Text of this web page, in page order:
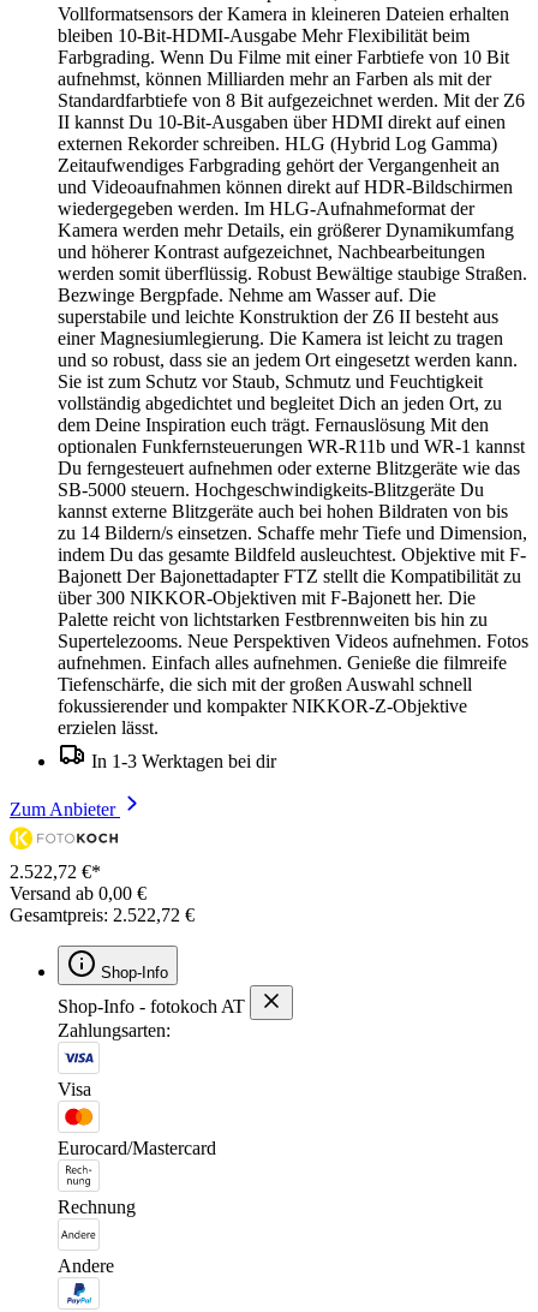
Vollformatsensors der Kamera in kleineren Dateien erhalten
bleiben 10-Bit-HDMI-Ausgabe Mehr Flexibilität beim
Farbgrading. Wenn Du Filme mit einer Farbtiefe von 10 Bit
aufnehmst, können Milliarden mehr an Farben als mit der
Standardfarbtiefe von 8 Bit aufgezeichnet werden. Mit der Z6
II kannst Du 10-Bit-Ausgaben über HDMI direkt auf einen
externen Rekorder schreiben. HLG (Hybrid Log Gamma)
Zeitaufwendiges Farbgrading gehört der Vergangenheit an
und Videoaufnahmen können direkt auf HDR-Bildschirmen
wiedergegeben werden. Im HLG-Aufnahmeformat der
Kamera werden mehr Details, ein größerer Dynamikumfang
und höherer Kontrast aufgezeichnet, Nachbearbeitungen
werden somit überflüssig. Robust Bewältige staubige Straßen.
Bezwinge Bergpfade. Nehme am Wasser auf. Die
superstabile und leichte Konstruktion der Z6 II besteht aus
einer Magnesiumlegierung. Die Kamera ist leicht zu tragen
und so robust, dass sie an jedem Ort eingesetzt werden kann.
Sie ist zum Schutz vor Staub, Schmutz und Feuchtigkeit
vollständig abgedichtet und begleitet Dich an jeden Ort, zu
dem Deine Inspiration euch trägt. Fernauslösung Mit den
optionalen Funkfernsteuerungen WR-R11b und WR-1 kannst
Du ferngesteuert aufnehmen oder externe Blitzgeräte wie das
SB-5000 steuern. Hochgeschwindigkeits-Blitzgeräte Du
kannst externe Blitzgeräte auch bei hohen Bildraten von bis
zu 14 Bildern/s einsetzen. Schaffe mehr Tiefe und Dimension,
indem Du das gesamte Bildfeld ausleuchtest. Objektive mit F-
Bajonett Der Bajonettadapter FTZ stellt die Kompatibilität zu
über 300 NIKKOR-Objektiven mit F-Bajonett her. Die
Palette reicht von lichtstarken Festbrennweiten bis hin zu
Supertelezooms. Neue Perspektiven Videos aufnehmen. Fotos
aufnehmen. Einfach alles aufnehmen. Genieße die filmreife
Tiefenschärfe, die sich mit der großen Auswahl schnell
fokussierender und kompakter NIKKOR-Z-Objektive
erzielen lässt.
In 1-3 Werktagen bei dir
Zum Anbieter
2.522,72 €*
Versand ab 0,00 €
Gesamtpreis: 2.522,72 €
Shop-Info
Shop-Info - fotokoch AT
Zahlungsarten:
Visa
Eurocard/Mastercard
Rechnung
Andere